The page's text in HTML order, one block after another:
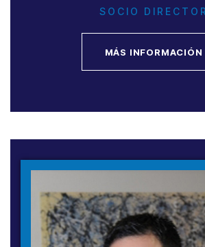
SOCIO DIRECTOR
MÁS INFORMACIÓN